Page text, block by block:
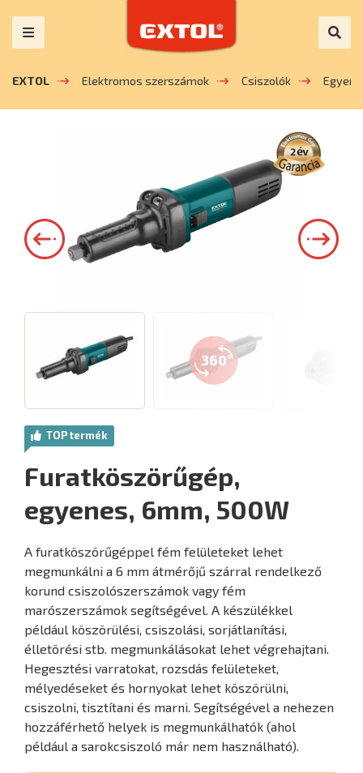
EXTOL Elektromos szerszámok Csiszolók
360°
TOP termék
Furatköszörűgép,
egyenes, 6mm, 500W
A furatköszörűgéppel fém felületeket lehet
megmunkálni a 6 mm átmérőjű szárral rendelkező
korund csiszolószerszámok vagy fém
marószerszámok segítségével. A készülékkel
például köszörülési, csiszolási, sorjátlanítási,
élletörési stb. megmunkálásokat lehet végrehajtani.
Hegesztési varratokat, rozsdás felületeket,
mélyedéseket és hornyokat lehet köszörülni,
csiszolni, tisztítani és marni. Segítségével a nehezen
hozzáférhető helyek is megmunkálhatók (ahol
például a sarokcsiszoló már nem használható).